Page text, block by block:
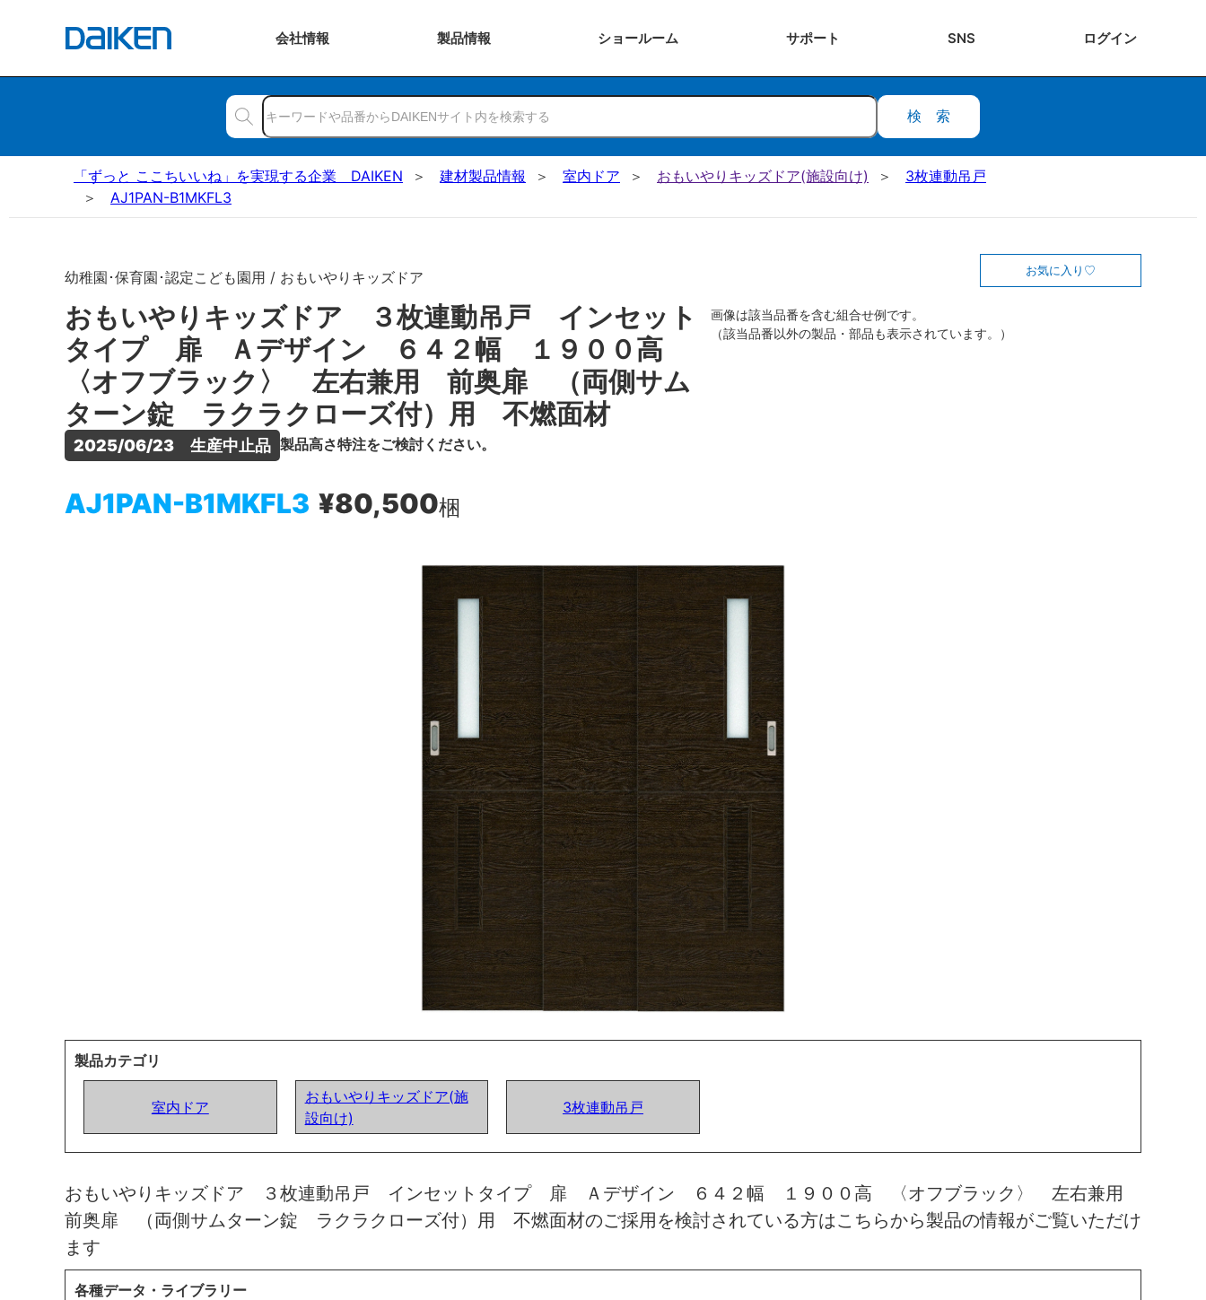
会社情報 製品情報 ショールーム サポート SNS ログイン
検索
「ずっと ここちいいね」を実現する企業 DAIKEN 建材製品情報 室内ドア おもいやりキッズドア(施設向け)
3枚連動吊戸
AJ1PAN-B1MKFL3
幼稚園･保育園･認定こども園用 / おもいやりキッズドア
おもいやりキッズドア ３枚連動吊戸 インセット
タイプ 扉 Ａデザイン ６４２幅 １９００高
〈オフブラック〉 左右兼用 前奥扉 （両側サム
ターン錠 ラクラクローズ付）用 不燃面材
2025/06/23　生産中止品 製品高さ特注をご検討ください。
AJ1PAN-B1MKFL3 ¥80,500梱
お気に入り
画像は該当品番を含む組合せ例です。
（該当品番以外の製品・部品も表示されています。）
製品カテゴリ
室内ドア
おもいやりキッズドア(施
設向け)
3枚連動吊戸
おもいやりキッズドア ３枚連動吊戸 インセットタイプ 扉 Ａデザイン ６４２幅 １９００高 〈オフブラック〉 左右兼用
前奥扉 （両側サムターン錠 ラクラクローズ付）用 不燃面材のご採用を検討されている方はこちらから製品の情報がご覧いただけ
ます
各種データ・ライブラリー